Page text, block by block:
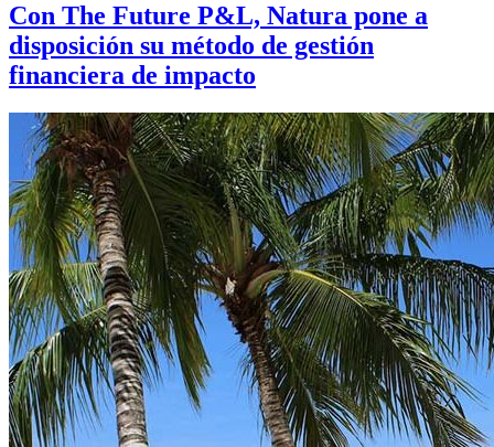
Con The Future P&L, Natura pone a
disposición su método de gestión
financiera de impacto